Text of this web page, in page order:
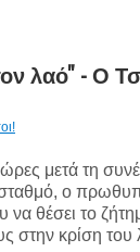
λαό'' - Ο
μετά τη
σταθμό, ο
να θέσει το
στην κρίση του